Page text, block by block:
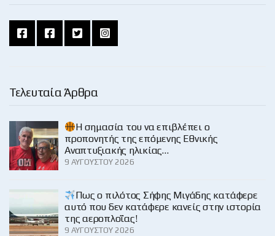
Τελευταία Άρθρα
H σημασία του να επιβλέπει ο
προπονητής της επόμενης Εθνικής
Αναπτυξιακής ηλικίας…
9 ΑΥΓΟΎΣΤΟΥ 2026
Πως ο πιλότος Σήφης Μιγάδης κατάφερε
αυτό που δεν κατάφερε κανείς στην ιστορία
της αεροπλοΐας!
9 ΑΥΓΟΎΣΤΟΥ 2026